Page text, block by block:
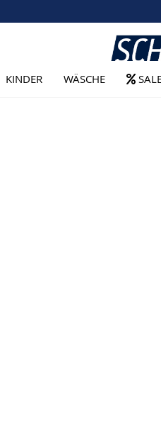
KINDER WÄSCHE